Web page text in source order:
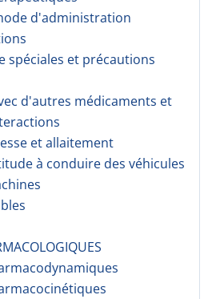
d'administration
spéciales et précautions
d'autres médicaments et
et allaitement
à conduire des véhicules